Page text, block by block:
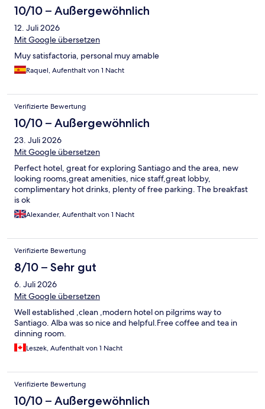
10/10 – Außergewöhnlich
12. Juli 2026
Mit Google übersetzen
Muy satisfactoria, personal muy amable
Raquel, Aufenthalt von 1 Nacht
Verifizierte Bewertung
10/10 – Außergewöhnlich
23. Juli 2026
Mit Google übersetzen
Perfect hotel, great for exploring Santiago and the area, new
looking rooms,great amenities, nice staff,great lobby,
complimentary hot drinks, plenty of free parking. The breakfast
is ok
Alexander, Aufenthalt von 1 Nacht
Verifizierte Bewertung
8/10 – Sehr gut
6. Juli 2026
Mit Google übersetzen
Well established ,clean ,modern hotel on pilgrims way to
Santiago. Alba was so nice and helpful.Free coffee and tea in
dinning room.
Leszek, Aufenthalt von 1 Nacht
Verifizierte Bewertung
10/10 – Außergewöhnlich